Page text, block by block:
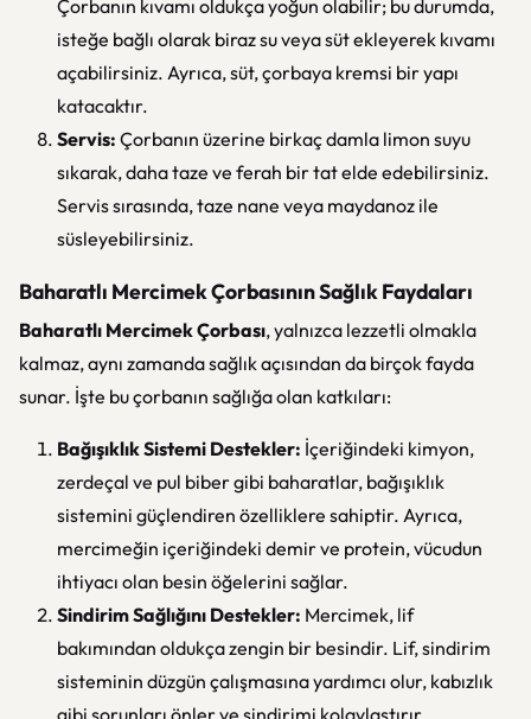
Çorbanın kıvamı oldukça yoğun olabilir; bu durumda,
isteğe bağlı olarak biraz su veya süt ekleyerek kıvamı
açabilirsiniz. Ayrıca, süt, çorbaya kremsi bir yapı
katacaktır.
Servis: Çorbanın üzerine birkaç damla limon suyu
sıkarak, daha taze ve ferah bir tat elde edebilirsiniz.
Servis sırasında, taze nane veya maydanoz ile
süsleyebilirsiniz.
Baharatlı Mercimek Çorbasının Sağlık Faydaları
Baharatlı Mercimek Çorbası, yalnızca lezzetli olmakla
kalmaz, aynı zamanda sağlık açısından da birçok fayda
sunar. İşte bu çorbanın sağlığa olan katkıları:
Bağışıklık Sistemi Destekler: İçeriğindeki kimyon,
zerdeçal ve pul biber gibi baharatlar, bağışıklık
sistemini güçlendiren özelliklere sahiptir. Ayrıca,
mercimeğin içeriğindeki demir ve protein, vücudun
ihtiyacı olan besin öğelerini sağlar.
Sindirim Sağlığını Destekler: Mercimek, lif
bakımından oldukça zengin bir besindir. Lif, sindirim
sisteminin düzgün çalışmasına yardımcı olur, kabızlık
gibi sorunları önler ve sindirimi kolaylaştırır.